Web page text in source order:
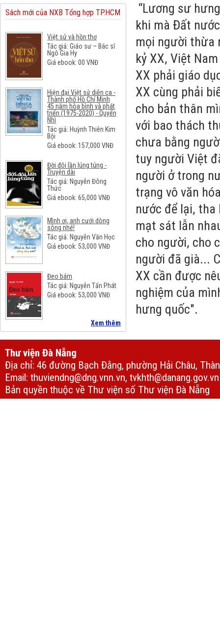
Sách mới của NXB Tổng hợp TP.HCM
Việt sử và hồn thơ
Tác giả: Giáo sư – Bác sĩ
Ngô Gia Hy
Giá ebook: 00 VNĐ
Hiện đại Việt sử diễn ca -
Thành phố Hồ Chí Minh
45 năm hòa bình và phát
triển (1975-2020) - Quyển
Nhì
Tác giả: Huỳnh Thiên Kim
Bội
Giá ebook: 157,000 VNĐ
Đời đôi lần lúng túng -
Truyện dài
Tác giả: Nguyễn Đông
Thức
Giá ebook: 65,000 VNĐ
Mình ơi, anh cưới dòng
sông nhé!
Tác giả: Nguyễn Văn Học
Giá ebook: 53,000 VNĐ
Đeo bám
Tác giả: Nguyễn Tấn Phát
Giá ebook: 53,000 VNĐ
Xem thêm
“Lương sư
khi mà Đất
mọi người thừa
kỷ XX, Việt
XX phải giáo
XX cùng phải
cho bản thân
với bao thách
chưa bằng
tuy người Việt
người ở trong
trạng vô văn
nước để lại,
mạt sát lẫn
cho người, cho
người đã già...
XX cần được
nghiệm của
hưng quốc".
Thư viện Đà Nẵng
Địa chỉ: 46 đường Bạch Đằng, phường Hải Châu,
Email: thuviendng@dng.vnn.vn, tvkhth@danang.gov.vn
Bản quyền thuộc về Thư viện số Thư viện Đà Nẵng